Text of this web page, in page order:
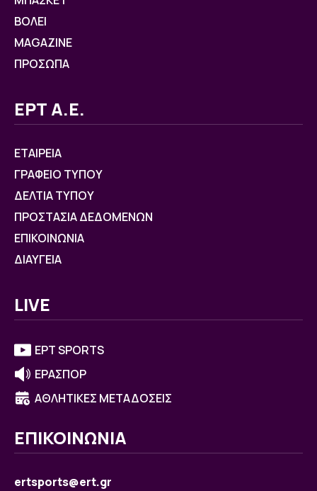
ΒOΛΕΙ
MAGAZINE
ΠΡΟΣΩΠΑ
ΕΡΤ Α.Ε.
ΕΤΑΙΡΕΙΑ
ΓΡΑΦΕΙΟ ΤΥΠΟΥ
ΔΕΛΤΙΑ ΤΥΠΟΥ
ΠΡΟΣΤΑΣΙΑ ΔΕΔΟΜΕΝΩΝ
ΕΠΙΚΟΙΝΩΝΙΑ
ΔΙΑΥΓΕΙΑ
LIVE
ΕΡΤ SPORTS
ΕΡΑΣΠΟΡ
ΑΘΛΗΤΙΚΕΣ ΜΕΤΑΔΟΣΕΙΣ
ΕΠΙΚΟΙΝΩΝΙΑ
ertsports@ert.gr